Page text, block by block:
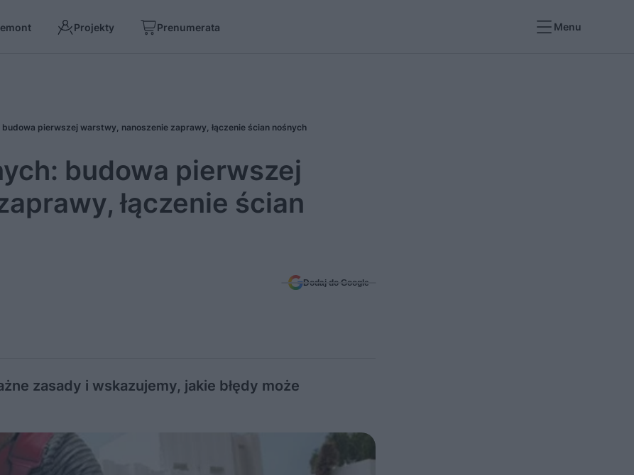
Projekty Prenumerata Menu
pierwszej warstwy, nanoszenie zaprawy, łączenie ścian nośnych
budowa pierwszej
łączenie ścian
Dodaj do Google
zasady i wskazujemy, jakie błędy może